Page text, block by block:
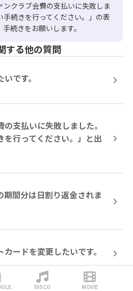
ンクラブ会費の支払いに失敗しま
手続きを行ってください。」の表
続きをお願いします。
する他の質問
です。
の支払いに失敗しました。
を行ってください。」と出
期間分は日割り返金されま
ードを変更したいです。
DISCO MOVIE